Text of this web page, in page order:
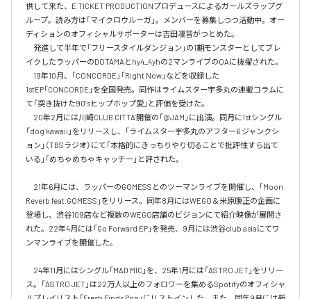
供して来た、E TICKET PRODUCTIONプロデュースによるガールズラップグ
ループ。読み方は「マイクロウルーガ」。メンバーを募集しつつ活動中。オー
ディションのオフィシャルサポーターは吉田凜音がつとめた。
発進して半年で「フリースタイルダンジョン」の1期モンスターとしてブレ
イクしたラッパーのDOTAMAとhy4_4yhの2マンライブのOAに抜擢された。
19年10月、「CONCORDE」「Right Now」などを収録した
1stEP「CONCORDE」を全国発売。同作はライムスター宇多丸の連載コラムに
て「突き抜けた90’sヒップホップ愛」と評価を受けた。
20年2月には川崎CLUB CITTA’開催の「@JAM」に出演。同月に1stシングル
「dog kawaii」をリリースし、「ライムスター宇多丸のアフター6 ジャンクシ
ョン」（TBSラジオ）にて「本格的にきっちりやり切ることで批評性すら出て
いる」「めちゃめちゃキャッチー」と評された。
21年6月には、ラッパーのGOMESSとのツーマンライブを開催し、「Moon
Reverb feat.GOMESS」をリリース。同年8月にはWEGO＆米原康正の企画に
登場し、渋谷109店など複数のWEGO店舗のビジョンにて紹介映像が展開さ
れた。22年4月には「Go Forward EP」を発売、9月には渋谷club asiaにてワ
ンマンライブを開催した。
24年11月にはシングル「MAD MIC」を、25年1月には「ASTRO JET」をリリー
ス。「ASTRO JET」は22万人以上のフォロワーを集めるSpotifyのオフィシャ